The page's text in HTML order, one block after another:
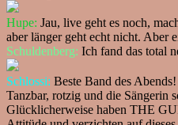
Hupe: Jau, live geht es noch,
aber länger geht echt nicht. Aber
Schuldenberg: Ich fand das total
Schlossi: Beste Band des Abends!
Tanzbar, rotzig und die Sängerin
Glücklicherweise haben THE